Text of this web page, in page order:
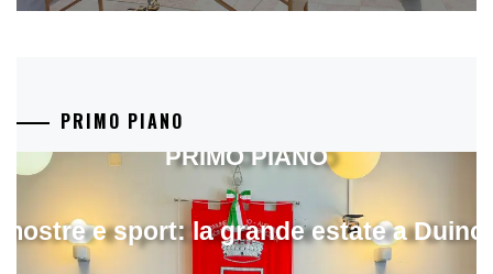
PRIMO PIANO
e sport: la grande estate a
PRIMO PIANO